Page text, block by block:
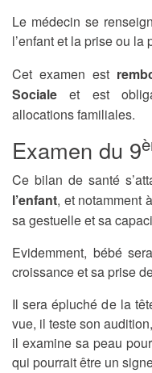
Le médecin se
l’enfant et la prise ou la
Cet examen est
Sociale et est
allocations familiales.
Examen du 9
Ce bilan de santé
l’enfant, et notamment
sa gestuelle et sa
Evidemment, bébé
croissance et sa prise
Il sera épluché de la
vue, il teste son
il examine sa peau
qui pourrait être un